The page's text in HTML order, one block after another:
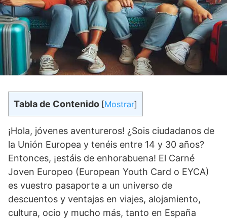
Tabla de Contenido [Mostrar]
¡Hola, jóvenes aventureros! ¿Sois ciudadanos de
la Unión Europea y tenéis entre 14 y 30 años?
Entonces, ¡estáis de enhorabuena! El Carné
Joven Europeo (European Youth Card o EYCA)
es vuestro pasaporte a un universo de
descuentos y ventajas en viajes, alojamiento,
cultura, ocio y mucho más, tanto en España